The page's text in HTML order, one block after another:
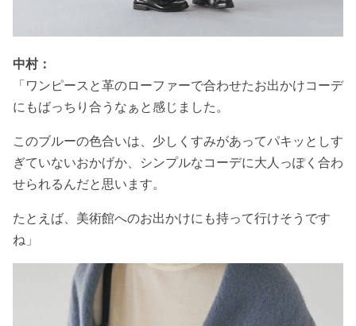
中村：
「ワンピースと革のローファーで合わせたお出かけコーデ
にもばっちり合うなぁと感じました。
このブルーの色合いは、少しくすみがあってパキッとしす
ぎていないおかげか、シンプルなコーデに大人っぽく合わ
せられるんだと思います。
たとえば、美術館へのお出かけにも持って行けそうです
ね」